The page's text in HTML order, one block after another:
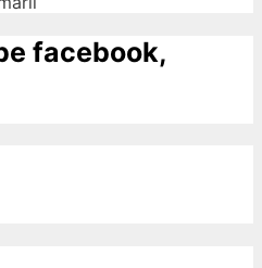
facebook,